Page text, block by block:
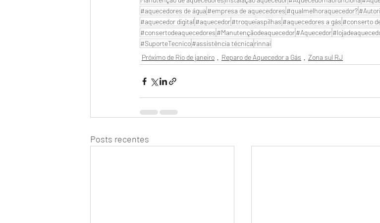
#aquecedores de água #empresa de aquecedores #qualmelhoraquecedor?
#aquecedor digital #aquecedor#troqueiaspilhas #aquecedores a gás #conserto
#consertodeaquecedores #Manutençãodeaquecedor#Aquecedor
#SuporteTecnico#assistência técnica rinnai
Próximo de Rio de janeiro
Reparo de Aquecedor a Gás Zona sul RJ
Posts recentes